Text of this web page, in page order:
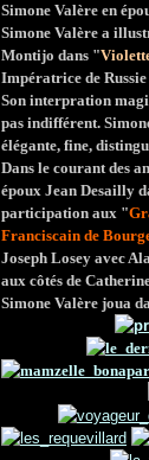
Simone Valère en
Simone Valère a
Montijo dans "
Impératrice de
Son interpration
pas indifférent.
élégante, fine,
Dans le courant des
époux Jean Desailly
participation aux "
Franciscain de
Joseph Losey avec
aux côtés de
Simone Valère joua